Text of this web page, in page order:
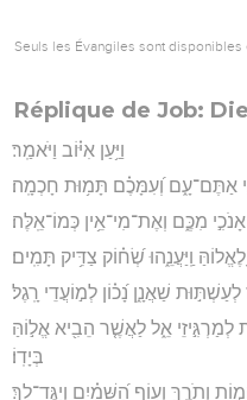
Seuls les Évangiles sont disponibles
Réplique de Job:
וַיַּ֥עַן אִיּ֗וֹב וַיֹּאמַֽר׃
אַתֶּם־עָ֑ם וְ֝עִמָּכֶ֗ם תָּמ֥וּת חָכְמָֽה׃
מִכֶּ֑ם וְאֶת־מִי־אֵ֥ין כְּמוֹ־אֵֽלֶּה׃
וַֽיַּעֲנֵ֑הוּ שְׂ֝ח֗וֹק צַדִּ֥יק תָּמִֽים׃
לְעַשְׁתּ֣וּת שַׁאֲנָ֑ן נָ֝כ֗וֹן לְמ֣וֹעֲדֵי רָֽגֶל׃
לְמַרְגִּ֣יזֵי אֵ֑ל לַאֲשֶׁ֤ר הֵבִ֖יא אֱל֣וֹהַּ
בְּיָדֽוֹ׃
וְתֹרֶ֑ךָּ וְע֥וֹף הַ֝שָּׁמַ֗יִם וְיַגֶּד־לָֽךְ׃